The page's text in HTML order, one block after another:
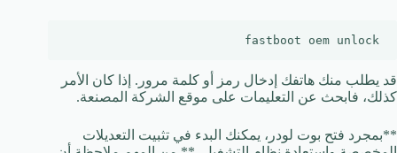
fastboot oem unlock
قد يطلب منك هاتفك إدخال رمز أو كلمة مرور. إذا كان الأمر
كذلك، فابحث عن التعليمات على موقع الشركة المصنعة.
**بمجرد فتح بوت لودر، يمكنك البدء في تثبيت التعديلات